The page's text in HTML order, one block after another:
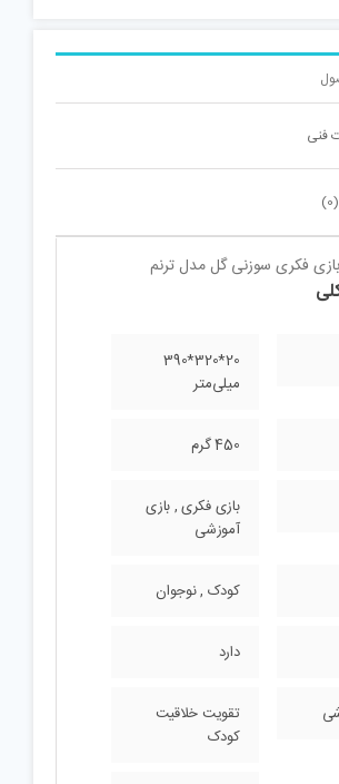
فنی
فکری سوزنی گل مدل ترنم
20*320*390
میلی‌متر
450 گرم
بازی فکری , بازی
آموزشی
کودک , نوجوان
دارد
تقویت خلاقیت
کودک